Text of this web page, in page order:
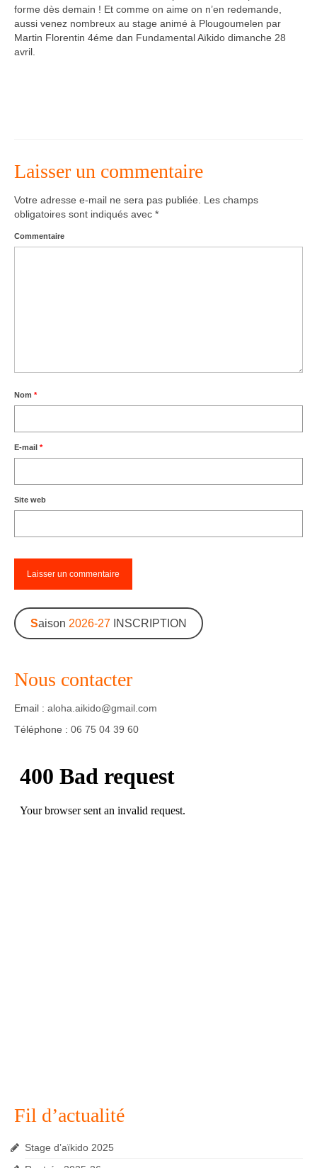
Photos-Presse
Liens
forme dès demain ! Et comme on aime on n’en redemande,
aussi venez nombreux au stage animé à Plougoumelen par
Martin Florentin 4éme dan Fundamental Aïkido dimanche 28
avril.
Laisser un commentaire
Votre adresse e-mail ne sera pas publiée. Les champs
obligatoires sont indiqués avec *
Commentaire
Nom *
E-mail *
Site web
Saison 2026-27INSCRIPTION
Nous contacter
Email : aloha.aikido@gmail.com
Téléphone : 06 75 04 39 60
Fil d’actualité
Stage d’aïkido 2025